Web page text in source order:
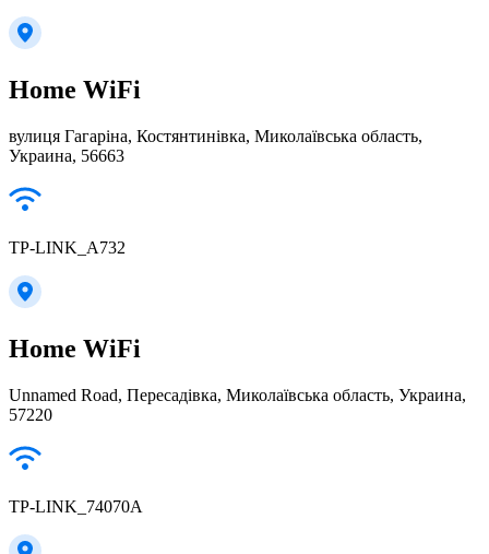
Home WiFi
вулиця Гагаріна, Костянтинівка, Миколаївська область,
Украина, 56663
TP-LINK_A732
Home WiFi
Unnamed Road, Пересадівка, Миколаївська область, Украина,
57220
TP-LINK_74070A